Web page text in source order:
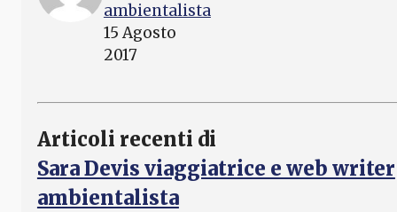
ambientalista
15 Agosto
2017
Articoli recenti di
Sara Devis viaggiatrice e web writer
ambientalista